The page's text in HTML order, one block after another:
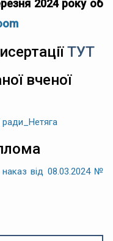
2024 року об
ТУТ
вченої
ради_Нетяга
від 08.03.2024 №